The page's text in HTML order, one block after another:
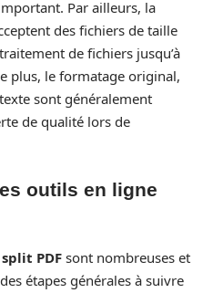
Par ailleurs, la
des fichiers de taille
de fichiers jusqu’à
plus, le formatage original,
sont généralement
de qualité lors de
outils en ligne
split PDF sont nombreuses et
étapes générales à suivre